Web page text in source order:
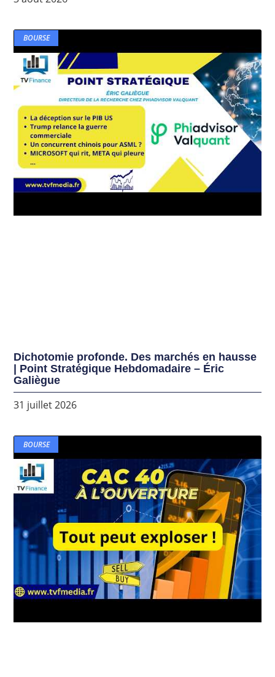
BOURSE
Dichotomie profonde. Des marchés en hausse
| Point Stratégique Hebdomadaire – Éric
Galiègue
31 juillet 2026
BOURSE